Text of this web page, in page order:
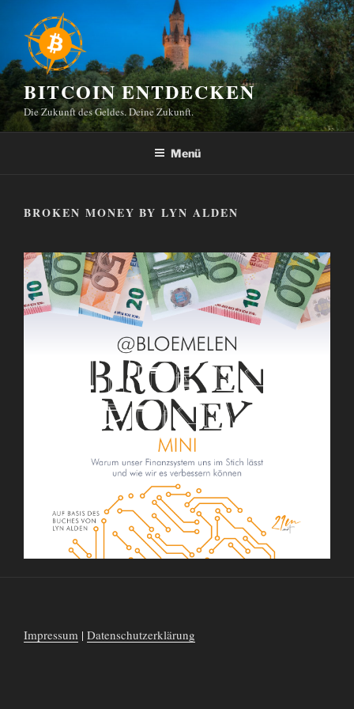
springen
BITCOIN ENTDECKEN
Die Zukunft des Geldes. Deine Zukunft.
Menü
BROKEN MONEY BY LYN ALDEN
Impressum | Datenschutzerklärung